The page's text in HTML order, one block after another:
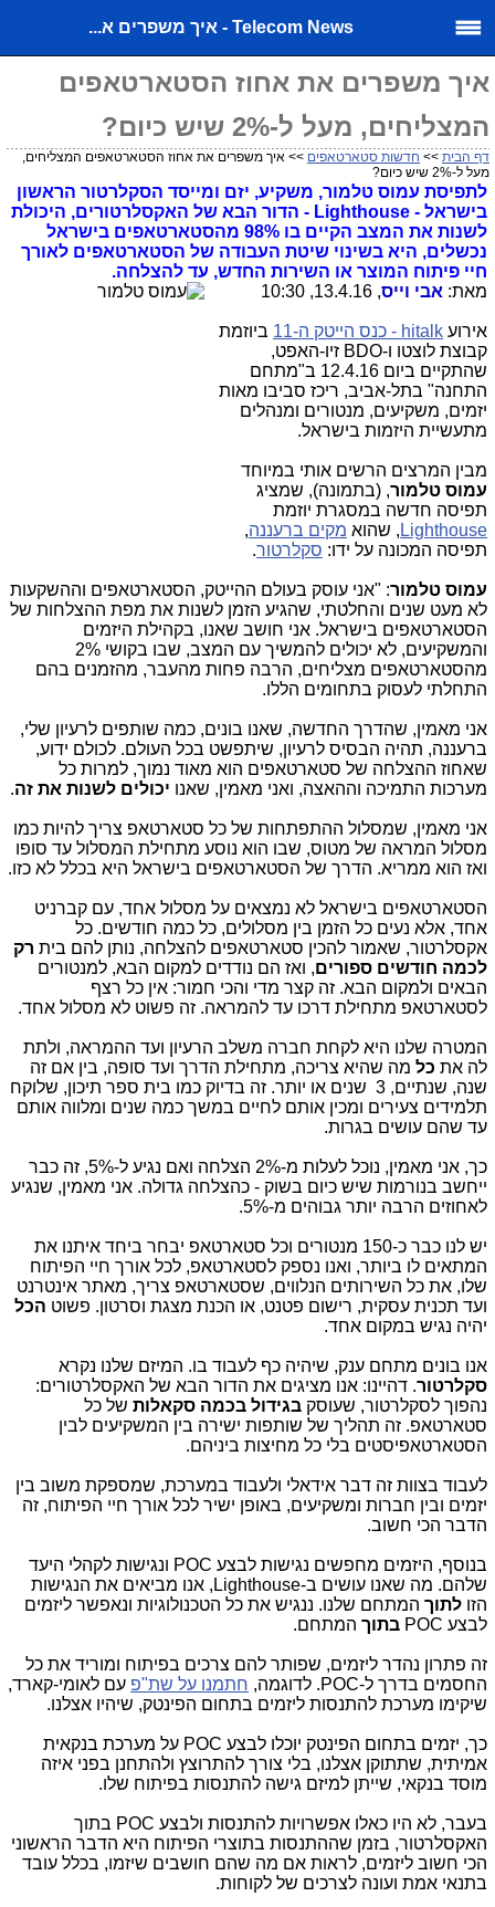
Telecom News - איך משפרים א...
איך משפרים את אחוז הסטארטאפים
המצליחים, מעל ל-2% שיש כיום?
דף הבית >> חדשות סטארטאפים >> איך משפרים את אחוז הסטארטאפים המצליחים,
מעל ל-2% שיש כיום?
לתפיסת עמוס טלמור, משקיע, יזם ומייסד הסקלרטור הראשון
בישראל - Lighthouse - הדור הבא של האקסלרטורים, היכולת
לשנות את המצב הקיים בו 98% מהסטארטאפים בישראל
נכשלים, היא בשינוי שיטת העבודה של הסטארטאפים לאורך
חיי פיתוח המוצר או השירות החדש, עד להצלחה.
מאת: אבי וייס, 13.4.16, 10:30
אירוע hitalk - כנס הייטק ה-11
ביוזמת
קבוצת לוצטו ו-BDO זיו-האפט,
שהתקיים ביום 12.4.16 ב"מתחם
התחנה" בתל-אביב, ריכז סביבו מאות
יזמים, משקיעים, מנטורים ומנהלים
מתעשיית היזמות בישראל.
מבין המרצים הרשים אותי במיוחד
עמוס טלמור, (בתמונה), שמציג
תפיסה חדשה במסגרת יוזמת
Lighthouse , שהוא מקים ברעננה,
תפיסה המכונה על ידו: סקלרטור.
עמוס טלמור: "אני עוסק בעולם ההייטק, הסטארטאפים וההשקעות
לא מעט שנים והחלטתי, שהגיע הזמן לשנות את מפת ההצלחות של
הסטארטאפים בישראל. אני חושב שאנו, בקהילת היזמים
והמשקיעים, לא יכולים להמשיך עם המצב, שבו בקושי 2%
מהסטארטאפים מצליחים, הרבה פחות מהעבר, מהזמנים בהם
התחלתי לעסוק בתחומים הללו.
אני מאמין, שהדרך החדשה, שאנו בונים, כמה שותפים לרעיון שלי,
ברעננה, תהיה הבסיס לרעיון, שיתפשט בכל העולם. לכולם ידוע,
שאחוז ההצלחה של סטארטאפים הוא מאוד נמוך, למרות כל
מערכות התמיכה וההאצה, ואני מאמין, שאנו יכולים לשנות את זה.
אני מאמין, שמסלול ההתפתחות של כל סטארטאפ צריך להיות כמו
מסלול המראה של מטוס, שבו הוא נוסע מתחילת המסלול עד סופו
ואז הוא ממריא. הדרך של הסטארטאפים בישראל היא בכלל לא כזו.
הסטארטאפים בישראל לא נמצאים על מסלול אחד, עם קברניט
אחד, אלא נעים כל הזמן בין מסלולים, כל כמה חודשים. כל
אקסלרטור, שאמור להכין סטארטאפים להצלחה, נותן להם בית רק
לכמה חודשים ספורים, ואז הם נודדים למקום הבא, למנטורים
הבאים ולמקום הבא. זה קצר מדי והכי חמור: אין כל רצף
לסטארטאפ מתחילת דרכו עד להמראה. זה פשוט לא מסלול אחד.
המטרה שלנו היא לקחת חברה משלב הרעיון ועד ההמראה, ולתת
לה את כל מה שהיא צריכה, מתחילת הדרך ועד סופה, בין אם זה
שנה, שנתיים, 3 שנים או יותר. זה בדיוק כמו בית ספר תיכון, שלוקח
תלמידים צעירים ומכין אותם לחיים במשך כמה שנים ומלווה אותם
עד שהם עושים בגרות.
כך, אני מאמין, נוכל לעלות מ-2% הצלחה ואם נגיע ל-5%, זה כבר
ייחשב בנורמות שיש כיום בשוק - כהצלחה גדולה. אני מאמין, שנגיע
לאחוזים הרבה יותר גבוהים מ-5%.
יש לנו כבר כ-150 מנטורים וכל סטארטאפ יבחר ביחד איתנו את
המתאים לו ביותר, ואנו נספק לסטארטאפ, לכל אורך חיי הפיתוח
שלו, את כל השירותים הנלווים, שסטארטאפ צריך, מאתר אינטרנט
ועד תכנית עסקית, רישום פטנט, או הכנת מצגת וסרטון. פשוט הכל
יהיה נגיש במקום אחד.
אנו בונים מתחם ענק, שיהיה כף לעבוד בו. המיזם שלנו נקרא
סקלרטור. דהיינו: אנו מציגים את הדור הבא של האקסלרטורים:
נהפוך לסקלרטור, שעוסק בגידול בכמה סקאלות של כל
סטארטאפ. זה תהליך של שותפות ישירה בין המשקיעים לבין
הסטארטאפיסטים בלי כל מחיצות ביניהם.
לעבוד בצוות זה דבר אידאלי ולעבוד במערכת, שמספקת משוב בין
יזמים ובין חברות ומשקיעים, באופן ישיר לכל אורך חיי הפיתוח, זה
הדבר הכי חשוב.
בנוסף, היזמים מחפשים נגישות לבצע POC ונגישות לקהלי היעד
שלהם. מה שאנו עושים ב-Lighthouse, אנו מביאים את הנגישות
הזו לתוך המתחם שלנו. ננגיש את כל הטכנולוגיות ונאפשר ליזמים
לבצע POC
בתוך המתחם.
זה פתרון נהדר ליזמים, שפותר להם צרכים בפיתוח ומוריד את כל
החסמים בדרך ל-POC. לדוגמה,
חתמנו על שת"פ עם לאומי-קארד,
שיקימו מערכת להתנסות ליזמים בתחום הפינטק, שיהיו אצלנו.
כך, יזמים בתחום הפינטק יוכלו לבצע POC על מערכת בנקאית
אמיתית, שתתוקן אצלנו, בלי צורך להתרוצץ ולהתחנן בפני איזה
מוסד בנקאי, שייתן למיזם גישה להתנסות בפיתוח שלו.
בעבר, לא היו כאלו אפשרויות להתנסות ולבצע POC בתוך
האקסלרטור, בזמן שההתנסות בתוצרי הפיתוח היא הדבר הראשוני
הכי חשוב ליזמים, לראות אם מה שהם חושבים שיזמו, בכלל עובד
בתנאי אמת ועונה לצרכים של לקוחות.